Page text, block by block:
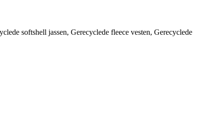
softshell jassen, Gerecyclede fleece vesten, Gerecyclede